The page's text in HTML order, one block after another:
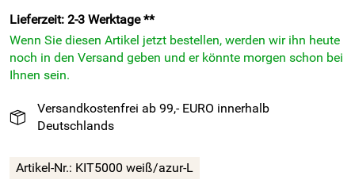
Lieferzeit: 2-3 Werktage **
Wenn Sie diesen Artikel jetzt bestellen, werden wir ihn heute
noch in den Versand geben und er könnte morgen schon bei
Ihnen sein.
Versandkostenfrei ab 99,- EURO innerhalb
Deutschlands
Artikel-Nr.: KIT5000 weiß/azur-L